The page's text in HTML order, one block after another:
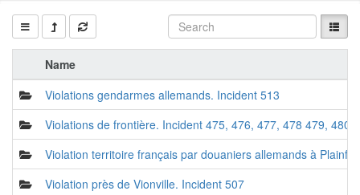
Name
Violations gendarmes allemands. Incident 513
Violations de frontière. Incident 475, 476, 477, 478 479, 480,
Violation territoire français par douaniers allemands à
Violation près de Vionville. Incident 507